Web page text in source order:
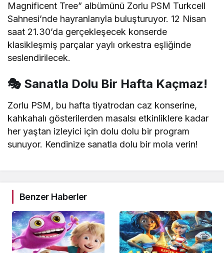
Magnificent Tree” albümünü Zorlu PSM Turkcell
Sahnesi’nde hayranlarıyla buluşturuyor. 12 Nisan
saat 21.30’da gerçekleşecek konserde
klasikleşmiş parçalar yaylı orkestra eşliğinde
seslendirilecek.
🎭 Sanatla Dolu Bir Hafta Kaçmaz!
Zorlu PSM, bu hafta tiyatrodan caz konserine,
kahkahalı gösterilerden masalsı etkinliklere kadar
her yaştan izleyici için dolu dolu bir program
sunuyor. Kendinize sanatla dolu bir mola verin!
Benzer Haberler